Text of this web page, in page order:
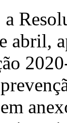
a
abril,